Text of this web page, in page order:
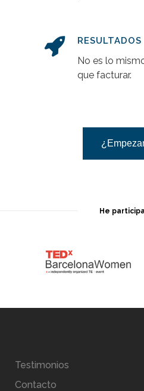
RESULTADOS
No es lo
que facturar.
He
Testimonios
Contacto